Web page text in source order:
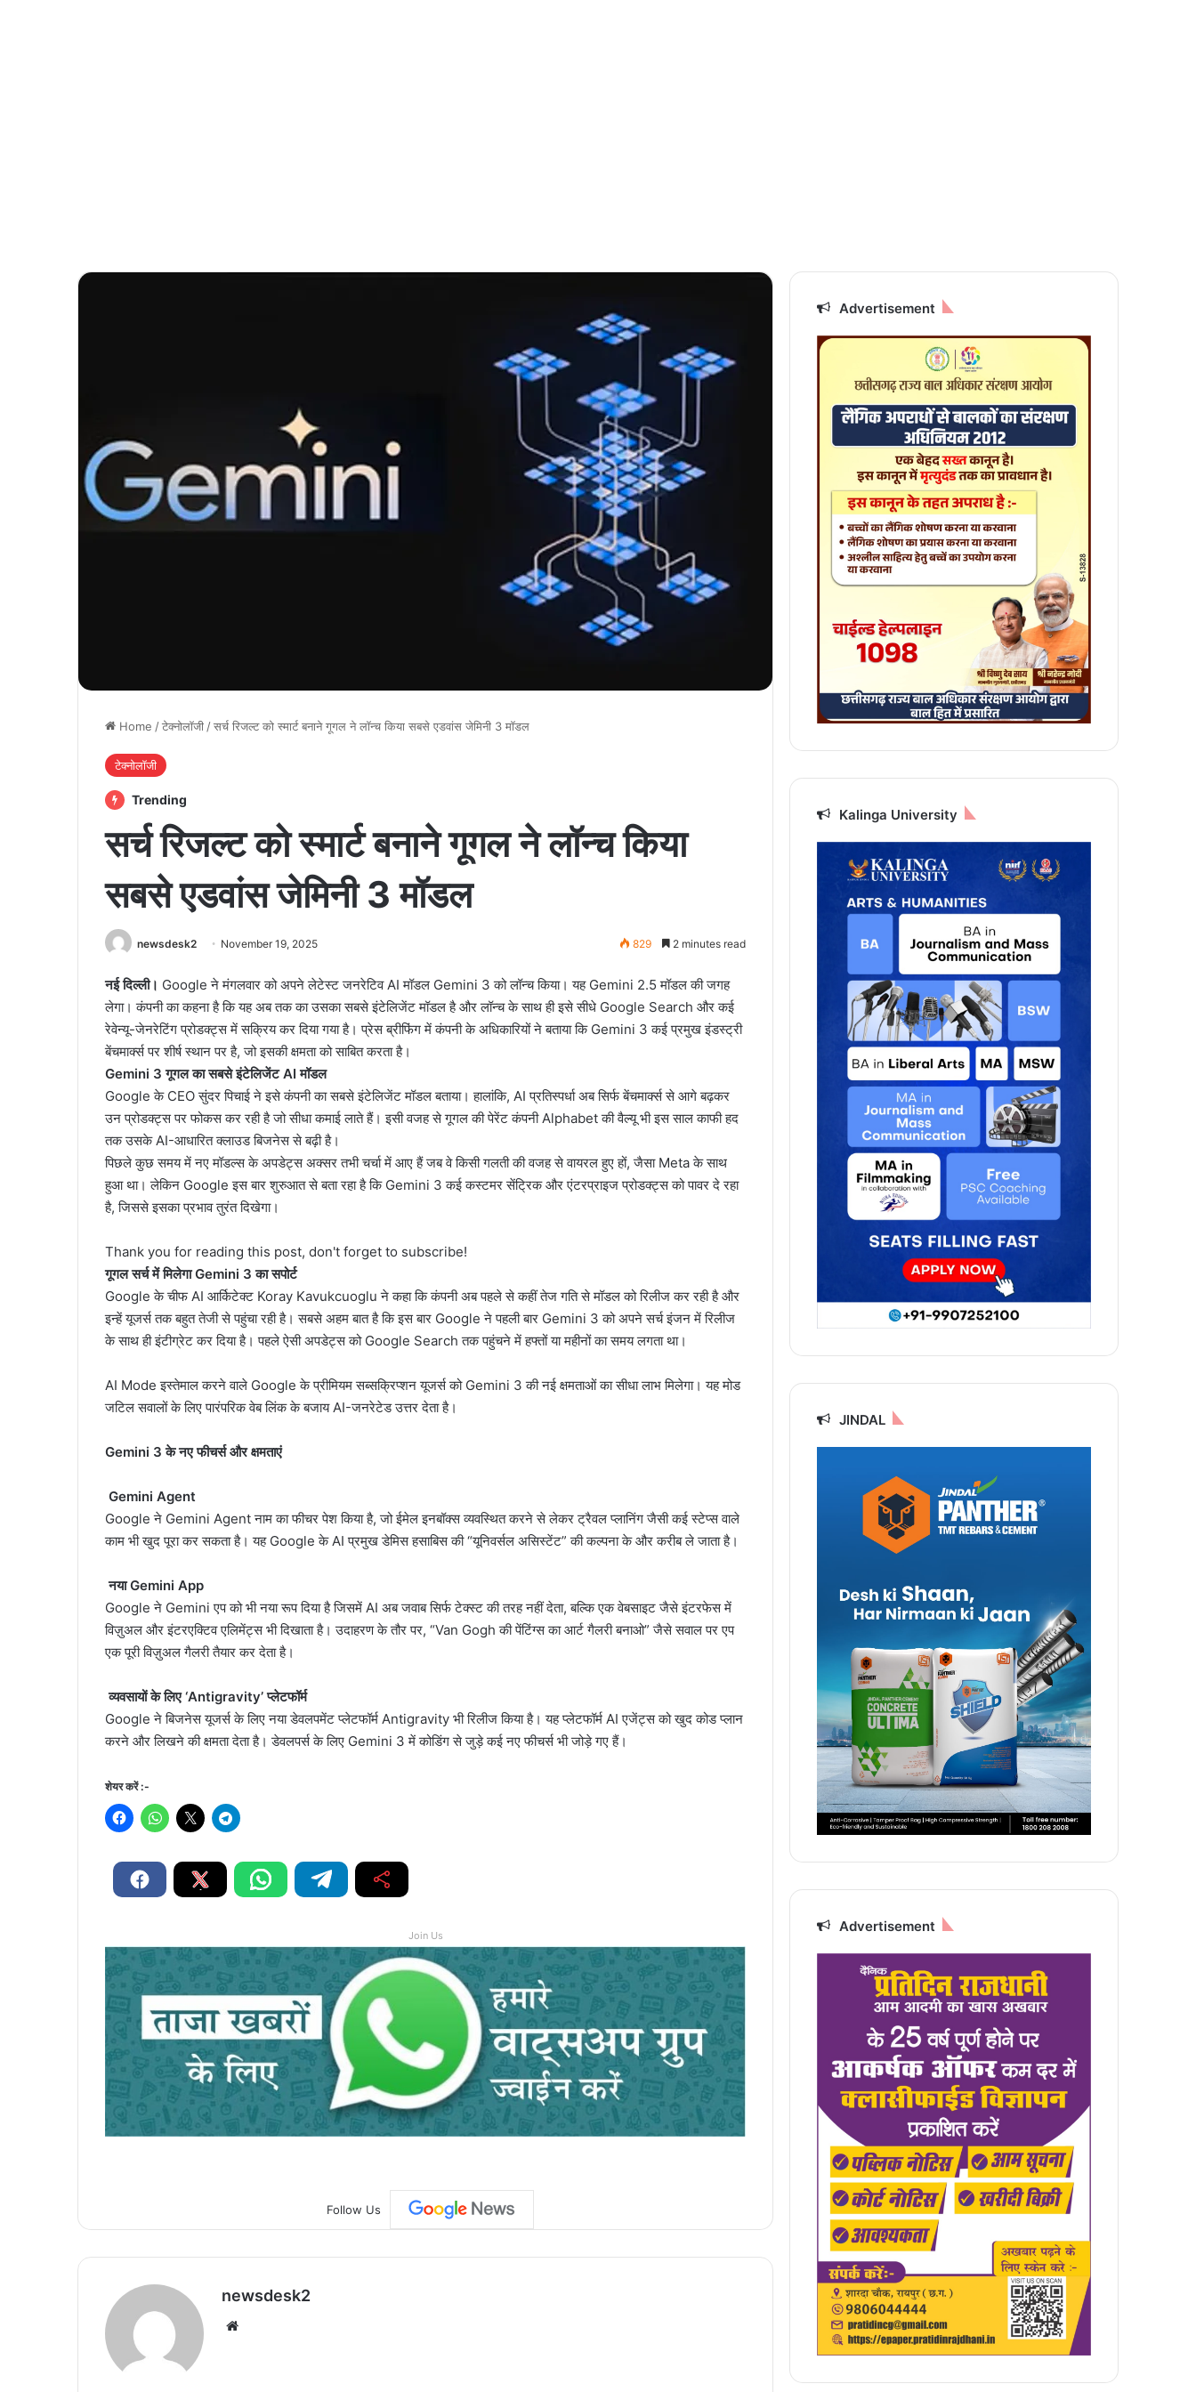
Home /टेक्नोलॉजी /सर्च रिजल्ट को स्मार्ट बनाने गूगल ने लॉन्च किया सबसे एडवांस जेमिनी 3 मॉडल
टेक्नोलॉजी
Trending
सर्च रिजल्ट को स्मार्ट बनाने गूगल ने लॉन्च किया
सबसे एडवांस जेमिनी 3 मॉडल
newsdesk2 November 19, 2025 829 2 minutes read
नई दिल्ली। Google ने मंगलवार को अपने लेटेस्ट जनरेटिव AI मॉडल Gemini 3 को लॉन्च किया। यह Gemini 2.5 मॉडल की जगह
लेगा। कंपनी का कहना है कि यह अब तक का उसका सबसे इंटेलिजेंट मॉडल है और लॉन्च के साथ ही इसे सीधे Google Search और कई
रेवेन्यू-जेनरेटिंग प्रोडक्ट्स में सक्रिय कर दिया गया है। प्रेस ब्रीफिंग में कंपनी के अधिकारियों ने बताया कि Gemini 3 कई प्रमुख इंडस्ट्री
बेंचमार्क्स पर शीर्ष स्थान पर है, जो इसकी क्षमता को साबित करता है।
Gemini 3 गूगल का सबसे इंटेलिजेंट AI मॉडल
Google के CEO सुंदर पिचाई ने इसे कंपनी का सबसे इंटेलिजेंट मॉडल बताया। हालांकि, AI प्रतिस्पर्धा अब सिर्फ बेंचमार्क्स से आगे बढ़कर
उन प्रोडक्ट्स पर फोकस कर रही है जो सीधा कमाई लाते हैं। इसी वजह से गूगल की पेरेंट कंपनी Alphabet की वैल्यू भी इस साल काफी हद
तक उसके AI-आधारित क्लाउड बिजनेस से बढ़ी है।
पिछले कुछ समय में नए मॉडल्स के अपडेट्स अक्सर तभी चर्चा में आए हैं जब वे किसी गलती की वजह से वायरल हुए हों, जैसा Meta के साथ
हुआ था। लेकिन Google इस बार शुरुआत से बता रहा है कि Gemini 3 कई कस्टमर सेंट्रिक और एंटरप्राइज प्रोडक्ट्स को पावर दे रहा
है, जिससे इसका प्रभाव तुरंत दिखेगा।
Thank you for reading this post, don't forget to subscribe!
गूगल सर्च में मिलेगा Gemini 3 का सपोर्ट
Google के चीफ AI आर्किटेक्ट Koray Kavukcuoglu ने कहा कि कंपनी अब पहले से कहीं तेज गति से मॉडल को रिलीज कर रही है और
इन्हें यूजर्स तक बहुत तेजी से पहुंचा रही है। सबसे अहम बात है कि इस बार Google ने पहली बार Gemini 3 को अपने सर्च इंजन में रिलीज
के साथ ही इंटीग्रेट कर दिया है। पहले ऐसी अपडेट्स को Google Search तक पहुंचने में हफ्तों या महीनों का समय लगता था।
AI Mode इस्तेमाल करने वाले Google के प्रीमियम सब्सक्रिप्शन यूजर्स को Gemini 3 की नई क्षमताओं का सीधा लाभ मिलेगा। यह मोड
जटिल सवालों के लिए पारंपरिक वेब लिंक के बजाय AI-जनरेटेड उत्तर देता है।
Gemini 3 के नए फीचर्स और क्षमताएं
Gemini Agent
Google ने Gemini Agent नाम का फीचर पेश किया है, जो ईमेल इनबॉक्स व्यवस्थित करने से लेकर ट्रैवल प्लानिंग जैसी कई स्टेप्स वाले
काम भी खुद पूरा कर सकता है। यह Google के AI प्रमुख डेमिस हसाबिस की “यूनिवर्सल असिस्टेंट” की कल्पना के और करीब ले जाता है।
नया Gemini App
Google ने Gemini एप को भी नया रूप दिया है जिसमें AI अब जवाब सिर्फ टेक्स्ट की तरह नहीं देता, बल्कि एक वेबसाइट जैसे इंटरफेस में
विज़ुअल और इंटरएक्टिव एलिमेंट्स भी दिखाता है। उदाहरण के तौर पर, “Van Gogh की पेंटिंग्स का आर्ट गैलरी बनाओ” जैसे सवाल पर एप
एक पूरी विज़ुअल गैलरी तैयार कर देता है।
व्यवसायों के लिए ‘Antigravity’ प्लेटफॉर्म
Google ने बिजनेस यूजर्स के लिए नया डेवलपमेंट प्लेटफॉर्म Antigravity भी रिलीज किया है। यह प्लेटफॉर्म AI एजेंट्स को खुद कोड प्लान
करने और लिखने की क्षमता देता है। डेवलपर्स के लिए Gemini 3 में कोडिंग से जुड़े कई नए फीचर्स भी जोड़े गए हैं।
शेयर करें :-
Join Us
Follow Us
newsdesk2
Advertisement
Kalinga University
JINDAL
Advertisement